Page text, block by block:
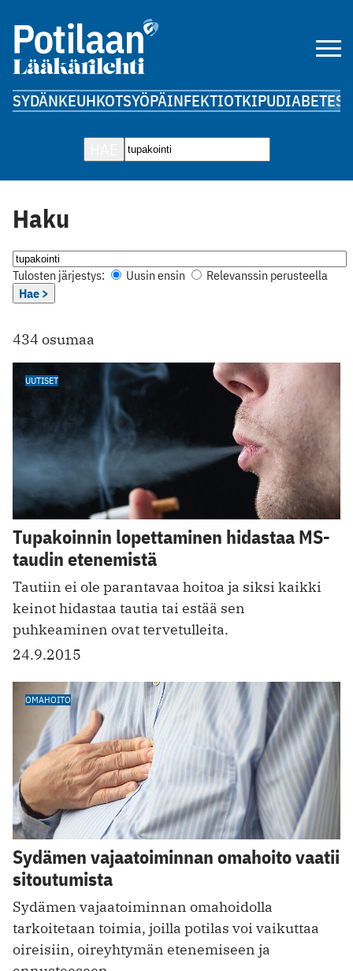
SYDÄNKEUHKOTSYÖPÄINFEKTIOTKIPUDIABETES
Haku
Tulosten järjestys: Uusin ensin
Relevanssin perusteella
Hae >
434 osumaa
UUTISET
Tupakoinnin lopettaminen hidastaa MS-
taudin etenemistä
Tautiin ei ole parantavaa hoitoa ja siksi kaikki
keinot hidastaa tautia tai estää sen
puhkeaminen ovat tervetulleita.
24.9.2015
OMAHOITO
Sydämen vajaatoiminnan omahoito vaatii
sitoutumista
Sydämen vajaatoiminnan omahoidolla
tarkoitetaan toimia, joilla potilas voi vaikuttaa
oireisiin, oireyhtymän etenemiseen ja